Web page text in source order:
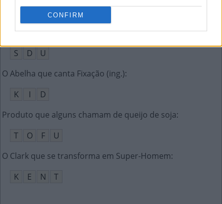
CONFIRM
O
Sigla do aeroporto Santos Dumont, na cidade do Rio:
S
D
U
O Abelha que canta Fixação (ing.):
K
I
D
Produto que alguns chamam de queijo de soja:
T
O F
U
O Clark que se transforma em Super-Homem:
K
E N T